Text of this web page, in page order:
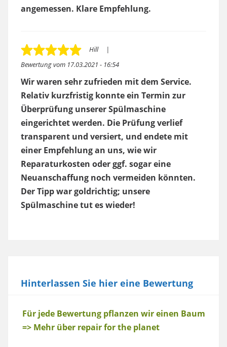
angemessen. Klare Empfehlung.
Bewertung vom 17.03.2021 - 16:54
Hill
Wir waren sehr zufrieden mit dem Service.
Relativ kurzfristig konnte ein Termin zur
Überprüfung unserer Spülmaschine
eingerichtet werden. Die Prüfung verlief
transparent und versiert, und endete mit
einer Empfehlung an uns, wie wir
Reparaturkosten oder ggf. sogar eine
Neuanschaffung noch vermeiden könnten.
Der Tipp war goldrichtig; unsere
Spülmaschine tut es wieder!
Hinterlassen Sie hier eine Bewertung
Baum
Für jede Bewertung pflanzen wir einen Baum
=> Mehr über repair for the planet